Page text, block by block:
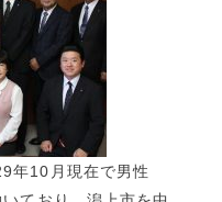
年10月現在で男性